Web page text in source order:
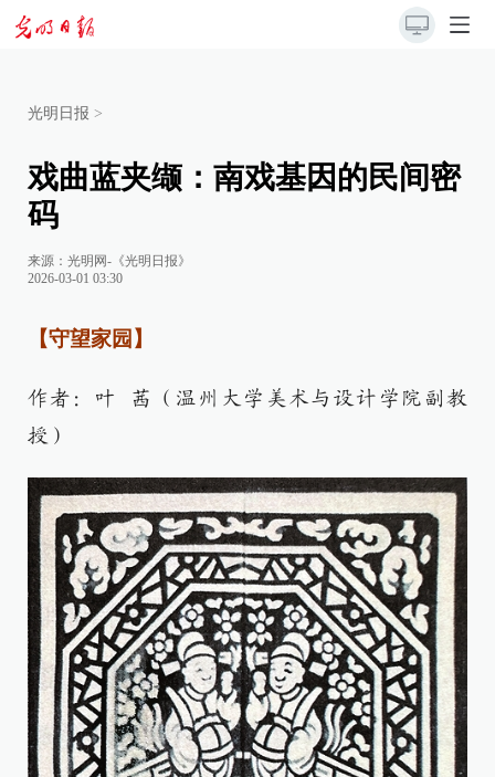
光明日报 >
戏曲蓝夹缬：南戏基因的民间密
码
来源： 光明网-《光明日报》
2026-03-01 03:30
【守望家园】
作者：叶 茜（温州大学美术与设计学院副教
授）